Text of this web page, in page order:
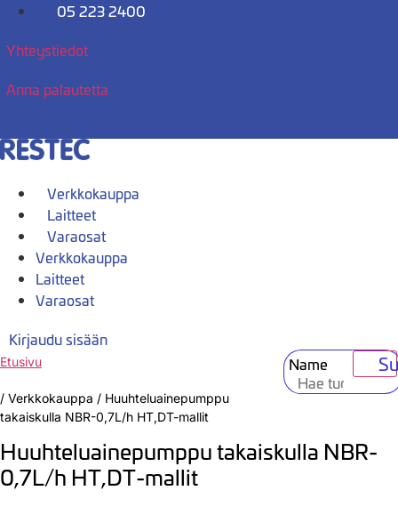
Mene
05 223 2400
Yhteystiedot
Anna palautetta
Verkkokauppa
Laitteet
Varaosat
Verkkokauppa
Laitteet
Varaosat
Kirjaudu sisään
Name
Etusivu
/ Verkkokauppa / Huuhteluainepumppu
takaiskulla NBR-0,7L/h HT,DT-mallit
Huuhteluainepumppu takaiskulla NBR-
0,7L/h HT,DT-mallit